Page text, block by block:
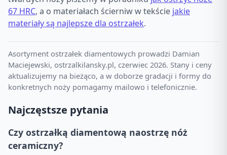
67 HRC, a o materiałach ścierniw w tekście jakie
materiały są najlepsze dla ostrzałek.
Asortyment ostrzałek diamentowych prowadzi Damian
Maciejewski, ostrzalkilansky.pl, czerwiec 2026. Stany i ceny
aktualizujemy na bieżąco, a w doborze gradacji i formy do
konkretnych noży pomagamy mailowo i telefonicznie.
Najczęstsze pytania
Czy ostrzałką diamentową naostrzę nóż
ceramiczny?